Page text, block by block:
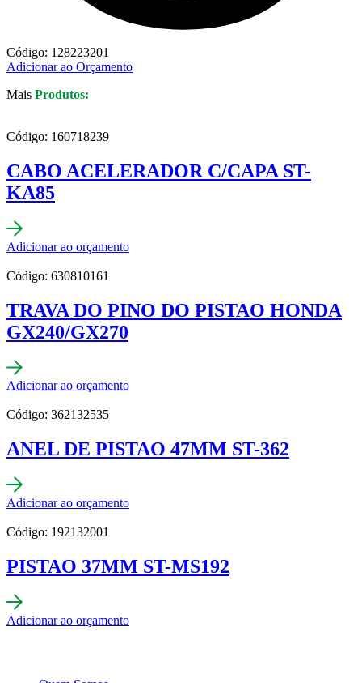
Código: 128223201
Adicionar ao Orçamento
Mais Produtos:
Código: 160718239
CABO ACELERADOR C/CAPA ST-
KA85
Adicionar ao orçamento
Código: 630810161
TRAVA DO PINO DO PISTAO HONDA
GX240/GX270
Adicionar ao orçamento
Código: 362132535
ANEL DE PISTAO 47MM ST-362
Adicionar ao orçamento
Código: 192132001
PISTAO 37MM ST-MS192
Adicionar ao orçamento